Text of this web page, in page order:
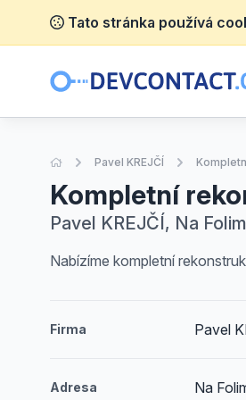
Tato stránka používá
Úvodní stránka
Pavel KREJČÍ
Kompletní
Pavel KREJČÍ, Na
Nabízíme kompletní
Firma Pavel
Adresa Na